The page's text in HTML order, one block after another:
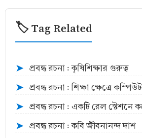
🏷️ Tag Related
➤ প্রবন্ধ রচনা : কৃষিশিক্ষার গুরুত্ব
➤ প্রবন্ধ রচনা : শিক্ষা ক্ষেত্রে
➤ প্রবন্ধ রচনা : একটি রেল স্টেশনে
➤ প্রবন্ধ রচনা : কবি জীবনানন্দ দাশ